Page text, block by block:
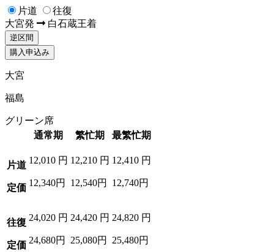
片道
往復
大宮発 白石蔵王着
逆区間
購入申込み
大宮
福島
グリーン席
通常期
繁忙期 最繁忙期
片道
定価
12,010 円
12,340円
12,210 円
12,540円
12,410 円
12,740円
往復
定価
24,020 円
24,680円
24,420 円
25,080円
24,820 円
25,480円